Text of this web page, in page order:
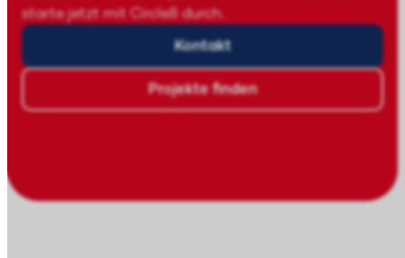
starte jetzt mit Circle8 durch.
Kontakt
Projekte finden